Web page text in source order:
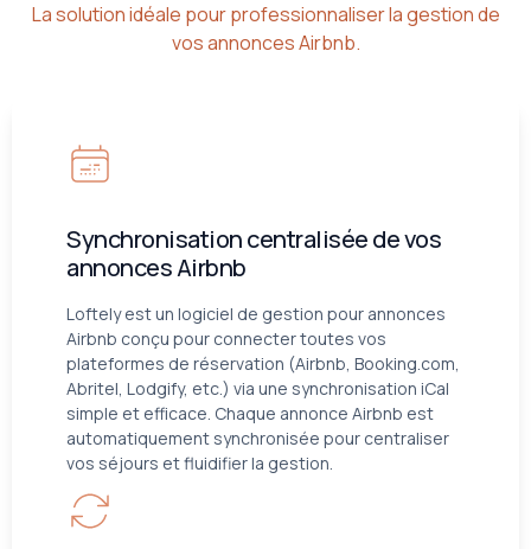
La solution idéale pour professionnaliser la gestion de
vos annonces Airbnb.
Synchronisation centralisée de vos
annonces Airbnb
Loftely est un logiciel de gestion pour annonces
Airbnb conçu pour connecter toutes vos
plateformes de réservation (Airbnb, Booking.com,
Abritel, Lodgify, etc.) via une synchronisation iCal
simple et efficace. Chaque annonce Airbnb est
automatiquement synchronisée pour centraliser
vos séjours et fluidifier la gestion.